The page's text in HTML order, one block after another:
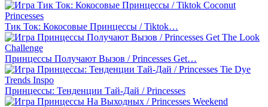
Тик Ток: Кокосовые Принцессы / Tiktok…
Принцессы Получают Вызов / Princesses Get…
Принцессы: Тенденции Тай-Дай / Princesses